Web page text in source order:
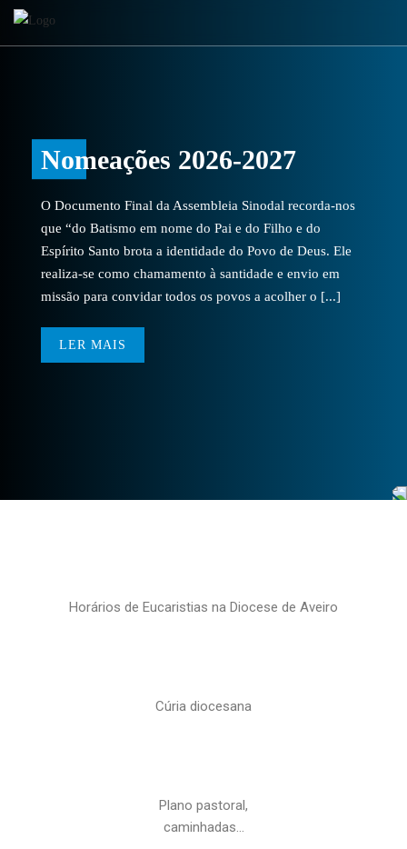
Nomeações 2026-2027
O Documento Final da Assembleia Sinodal recorda-nos
que “do Batismo em nome do Pai e do Filho e do
Espírito Santo brota a identidade do Povo de Deus. Ele
realiza-se como chamamento à santidade e envio em
missão para convidar todos os povos a acolher o [...]
LER MAIS
Horários de Eucaristias na Diocese de Aveiro
Cúria diocesana
Plano pastoral,
caminhadas…